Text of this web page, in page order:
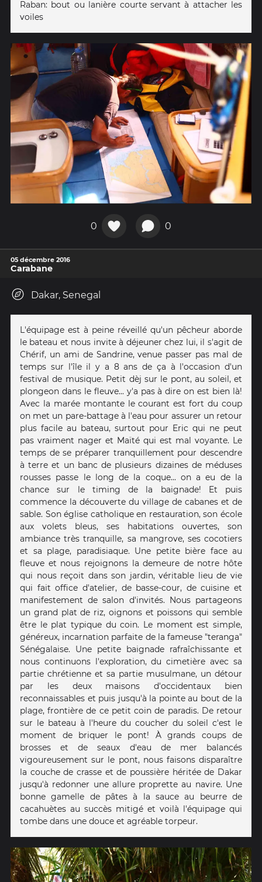
Raban: bout ou lanière courte servant à attacher les
voiles
0 0
05 décembre 2016
Carabane
Dakar, Senegal
L'équipage est à peine réveillé qu'un pêcheur aborde
le bateau et nous invite à déjeuner chez lui, il s'agit de
Chérif, un ami de Sandrine, venue passer pas mal de
temps sur l'île il y a 8 ans de ça à l'occasion d'un
festival de musique. Petit dèj sur le pont, au soleil, et
plongeon dans le fleuve... y'a pas à dire on est bien là!
Avec la marée montante le courant est fort du coup
on met un pare-battage à l'eau pour assurer un retour
plus facile au bateau, surtout pour Eric qui ne peut
pas vraiment nager et Maïté qui est mal voyante. Le
temps de se préparer tranquillement pour descendre
à terre et un banc de plusieurs dizaines de méduses
rousses passe le long de la coque... on a eu de la
chance sur le timing de la baignade! Et puis
commence la découverte du village de cabanes et de
sable. Son église catholique en restauration, son école
aux volets bleus, ses habitations ouvertes, son
ambiance très tranquille, sa mangrove, ses cocotiers
et sa plage, paradisiaque. Une petite bière face au
fleuve et nous rejoignons la demeure de notre hôte
qui nous reçoit dans son jardin, véritable lieu de vie
qui fait office d'atelier, de basse-cour, de cuisine et
manifestement de salon d'invités. Nous partageons
un grand plat de riz, oignons et poissons qui semble
être le plat typique du coin. Le moment est simple,
généreux, incarnation parfaite de la fameuse "teranga"
Sénégalaise. Une petite baignade rafraîchissante et
nous continuons l'exploration, du cimetière avec sa
partie chrétienne et sa partie musulmane, un détour
par les deux maisons d'occidentaux bien
reconnaissables et puis jusqu'à la pointe au bout de la
plage, frontière de ce petit coin de paradis. De retour
sur le bateau à l'heure du coucher du soleil c'est le
moment de briquer le pont! À grands coups de
brosses et de seaux d'eau de mer balancés
vigoureusement sur le pont, nous faisons disparaître
la couche de crasse et de poussière héritée de Dakar
jusqu'à redonner une allure proprette au navire. Une
bonne gamelle de pâtes à la sauce au beurre de
cacahuètes au succès mitigé et voilà l'équipage qui
tombe dans une douce et agréable torpeur.